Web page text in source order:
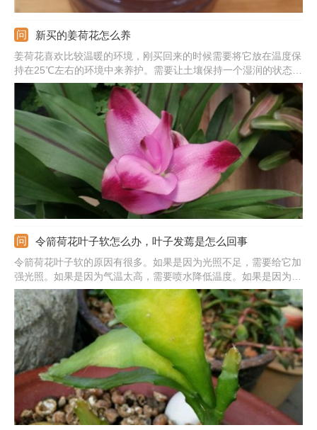
新买的姜荷花怎么养
姜荷花喜欢比较温暖的环境，刚买回来的时候需要将它放在温度保
持在25℃左右的环境中来养护。需要让土壤保持一个湿润的状态，
可以时常往它的盆周喷水，以增加湿度。暂时不需要施肥。可以适
当给予光照，放在有柔和光照的地方养护最好。
令箭荷花叶子软怎么办，叶子发蔫是怎么回事
令箭荷花叶子软的原因有很多。如果是因为光照不足，需要给它加
强光照。如果是因为气温太高，需要喷水降低温度。如果是因为浇
水太多，需要及时将积水排出，并在日常浇水中控制水量。如果是
因为缺少养分，需要给它合理施肥，通常每半个月施一次，但在休
眠期要停肥。